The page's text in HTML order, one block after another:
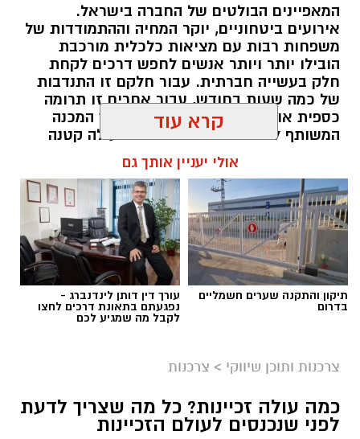
המאפיינים הבולטים של החברה בישראל.
אירועים ביטחוניים, יוקר המחיה וההתמודדות של
משפחות רבות עם מציאות כלכלית מורכבת
הובילו יותר ויותר אנשים לחפש דרכים לקחת
חלק בעשייה חברתית. עבור חלקם זו התנדבות
של כמה שעות בחודש, עבור אחרים זו תרומה
כספית או העברת מוצרים חיוניים, אך המכנה
המשותף לכולם הוא ההבנה שגם פעולה קטנה
יכולה ליצור שינוי משמעותי. עמותות הפועלות
ברחבי הארץ מצליחות לחבר בין הרצון של
הציבור לעזור לבין הצרכים האמיתיים בשטח,
ולהפוך כל תרומה לסיוע שמגיע למי שזקוק לו
בזמן הנכון ובדרך מכבדת.
תוכן שיווקי / 10:04 06.08.26
תגים:תרומה לנזקקים, תרומה לחיילים
קרא עוד
אולי יעניין אותך גם
תיקון והתקנה שערים חשמליים
בדרום
עורך דין דותן לינדנברג -
נפגעתם בתאונת דרכים לחצו
לקבל מה שמגיע לכם
צרכנות ותוכן שיווקי > צרכנות
כמה עולה זכיינות? כל מה שצריך לדעת
לפני שנכנסים לעולם הזכיינות